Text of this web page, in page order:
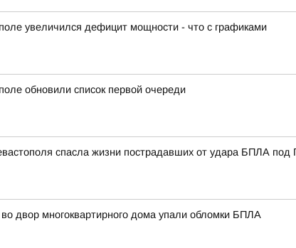
увеличился дефицит мощности - что с графиками
обновили список первой очереди
спасла жизни пострадавших от удара БПЛА под
двор многоквартирного дома упали обломки БПЛА